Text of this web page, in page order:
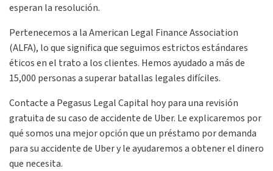
esperan la resolución.
Pertenecemos a la American Legal Finance Association
(ALFA), lo que significa que seguimos estrictos estándares
éticos en el trato a los clientes. Hemos ayudado a más de
15,000 personas a superar batallas legales difíciles.
Contacte a Pegasus Legal Capital hoy para una revisión
gratuita de su caso de accidente de Uber. Le explicaremos por
qué somos una mejor opción que un préstamo por demanda
para su accidente de Uber y le ayudaremos a obtener el dinero
que necesita.